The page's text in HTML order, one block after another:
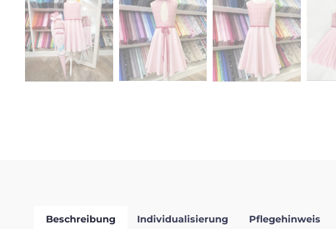
Beschreibung Individualisierung Pflegehinweis